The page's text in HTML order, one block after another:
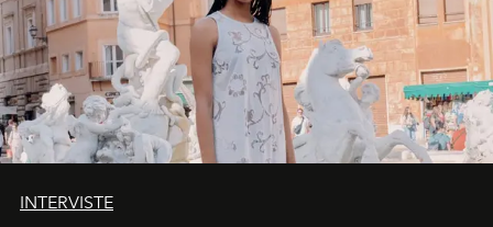
INTERVISTE